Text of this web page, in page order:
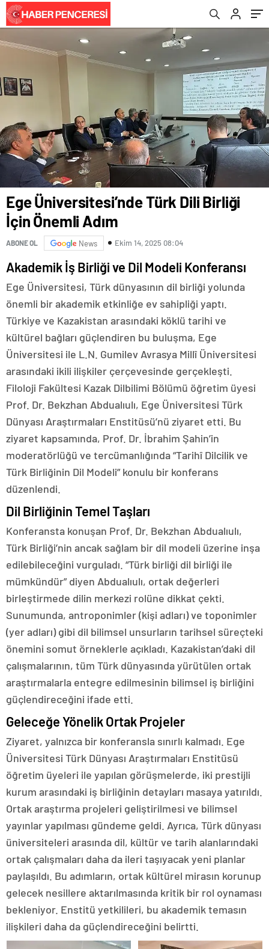
Ege Üniversitesi’nde Türk Dili Birliği
İçin Önemli Adım
ABONE OL News Ekim 14, 2025 08:04
Akademik İş Birliği ve Dil Modeli Konferansı
Ege Üniversitesi, Türk dünyasının dil birliği yolunda
önemli bir akademik etkinliğe ev sahipliği yaptı.
Türkiye ve Kazakistan arasındaki köklü tarihi ve
kültürel bağları güçlendiren bu buluşma, Ege
Üniversitesi ile L.N. Gumilev Avrasya Millî Üniversitesi
arasındaki ikili ilişkiler çerçevesinde gerçekleşti.
Filoloji Fakültesi Kazak Dilbilimi Bölümü öğretim üyesi
Prof. Dr. Bekzhan Abdualıulı, Ege Üniversitesi Türk
Dünyası Araştırmaları Enstitüsü’nü ziyaret etti. Bu
ziyaret kapsamında, Prof. Dr. İbrahim Şahin’in
moderatörlüğü ve tercümanlığında “Tarihî Dilcilik ve
Türk Birliğinin Dil Modeli” konulu bir konferans
düzenlendi.
Dil Birliğinin Temel Taşları
Konferansta konuşan Prof. Dr. Bekzhan Abdualıulı,
Türk Birliği’nin ancak sağlam bir dil modeli üzerine inşa
edilebileceğini vurguladı. “Türk birliği dil birliği ile
mümkündür” diyen Abdualıulı, ortak değerleri
birleştirmede dilin merkezi rolüne dikkat çekti.
Sunumunda, antroponimler (kişi adları) ve toponimler
(yer adları) gibi dil bilimsel unsurların tarihsel süreçteki
önemini somut örneklerle açıkladı. Kazakistan’daki dil
çalışmalarının, tüm Türk dünyasında yürütülen ortak
araştırmalarla entegre edilmesinin bilimsel iş birliğini
güçlendireceğini ifade etti.
Geleceğe Yönelik Ortak Projeler
Ziyaret, yalnızca bir konferansla sınırlı kalmadı. Ege
Üniversitesi Türk Dünyası Araştırmaları Enstitüsü
öğretim üyeleri ile yapılan görüşmelerde, iki prestijli
kurum arasındaki iş birliğinin detayları masaya yatırıldı.
Ortak araştırma projeleri geliştirilmesi ve bilimsel
yayınlar yapılması gündeme geldi. Ayrıca, Türk dünyası
üniversiteleri arasında dil, kültür ve tarih alanlarındaki
ortak çalışmaları daha da ileri taşıyacak yeni planlar
paylaşıldı. Bu adımların, ortak kültürel mirasın korunup
gelecek nesillere aktarılmasında kritik bir rol oynaması
bekleniyor. Enstitü yetkilileri, bu akademik temasın
ilişkileri daha da güçlendireceğini belirtti.